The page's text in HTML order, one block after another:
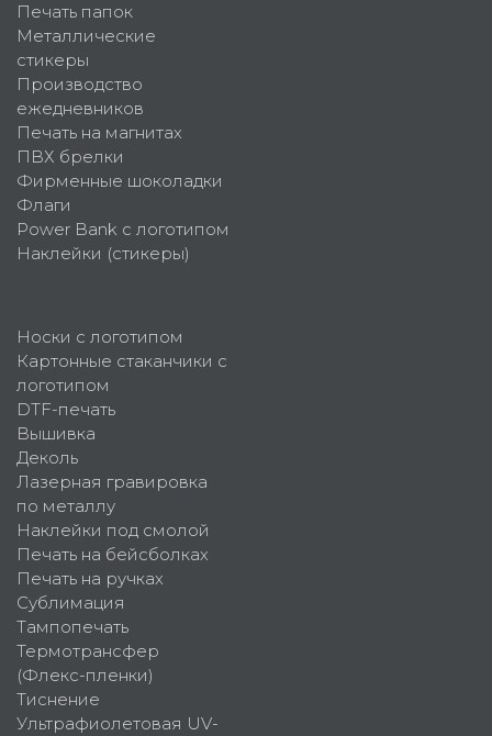
Печать папок
Металлические
стикеры
Производство
ежедневников
Печать на магнитах
ПВХ брелки
Фирменные шоколадки
Флаги
Power Bank с логотипом
Наклейки (стикеры)
Носки с логотипом
Картонные стаканчики с
логотипом
DTF-печать
Вышивка
Деколь
Лазерная гравировка
по металлу
Наклейки под смолой
Печать на бейсболках
Печать на ручках
Сублимация
Тампопечать
Термотрансфер
(Флекс-пленки)
Тиснение
Ультрафиолетовая UV-